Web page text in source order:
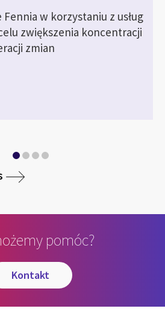
w korzystaniu z usług
zwiększenia koncentracji
zmian
pomóc?
kontakt